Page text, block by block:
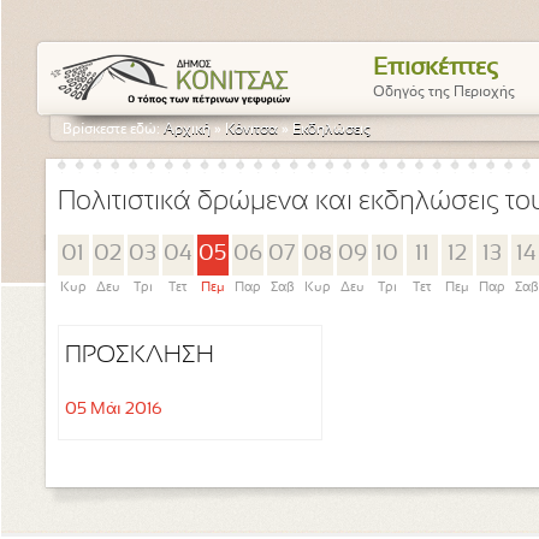
Επισκέπτες
Οδηγός της Περιοχής
Βρίσκεστε εδώ:Αρχική » Κόνιτσα » Εκδηλώσεις
Πολιτιστικά δρώμενα και εκδηλώσεις
01
Κυρ
02
Δευ
03
Τρι
04
Τετ
05
Πεμ
06
Παρ
07
Σαβ
08
Κυρ
09
Δευ
10
Τρι Τετ
12
Πεμ
13
Παρ
14
Σαβ
ΠΡΟΣΚΛΗΣΗ
05 Μάι 2016